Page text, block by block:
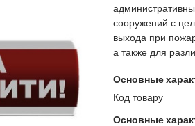
сооружений с
выхода при
а также для
Основные
Код товару
Основные